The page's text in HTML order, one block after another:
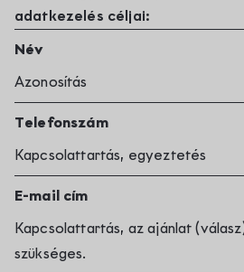
adatkezelés céljai:
Név
Azonosítás
Telefonszám
Kapcsolattartás, egyeztetés
E-mail cím
Kapcsolattartás, az ajánlat
szükséges.